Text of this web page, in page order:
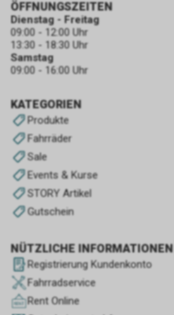
KATEGORIEN
Produkte
Fahrräder
Sale
Events & Kurse
STORY Artikel
Gutschein
NÜTZLICHE INFORMATIONEN
Registrierung Kundenkonto
Fahrradservice
Rent Online
ÖFFNUNGSZEITEN
Dienstag - Freitag
09:00 - 12:00 Uhr
13:30 - 18:30 Uhr
Samstag
09:00 - 16:00 Uhr